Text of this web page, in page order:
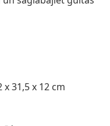
31,5 x 12 cm